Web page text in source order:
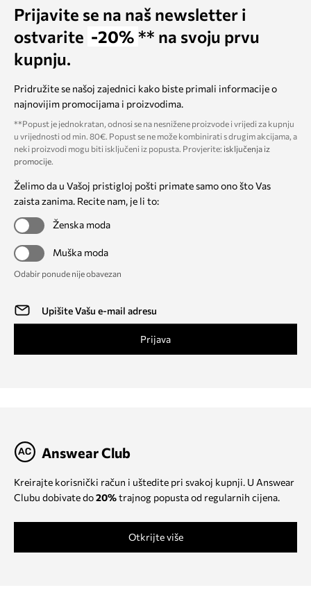
Prijavite se na naš newsletter i
ostvarite -20% ** na svoju prvu
kupnju.
Pridružite se našoj zajednici kako biste primali informacije o
najnovijim promocijama i proizvodima.
**Popust je jednokratan, odnosi se na nesnižene proizvode i vrijedi za kupnju
u vrijednosti od min. 80€. Popust se ne može kombinirati s drugim akcijama, a
neki proizvodi mogu biti isključeni iz popusta. Provjerite: isključenja iz
promocije.
Želimo da u Vašoj pristigloj pošti primate samo ono što Vas
zaista zanima. Recite nam, je li to:
Ženska moda
Muška moda
Odabir ponude nije obavezan
Prijava
Answear Club
Kreirajte korisnički račun i uštedite pri svakoj kupnji. U Answear
Clubu dobivate do20%trajnog popusta od regularnih cijena.
Otkrijte više